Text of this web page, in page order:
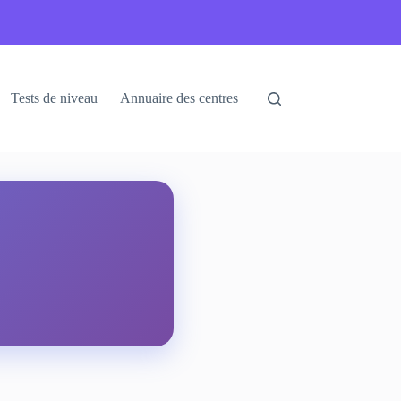
Tests de niveau Annuaire des centres